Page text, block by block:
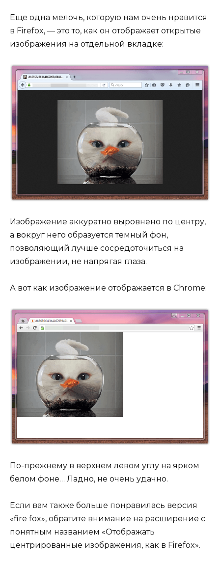
Еще одна мелочь, которую нам очень нравится
в Firefox, — это то, как он отображает открытые
изображения на отдельной вкладке:
Изображение аккуратно выровнено по центру,
а вокруг него образуется темный фон,
позволяющий лучше сосредоточиться на
изображении, не напрягая глаза.
А вот как изображение отображается в Chrome:
По-прежнему в верхнем левом углу на ярком
белом фоне… Ладно, не очень удачно.
Если вам также больше понравилась версия
«fire fox», обратите внимание на расширение с
понятным названием «Отображать
центрированные изображения, как в Firefox».